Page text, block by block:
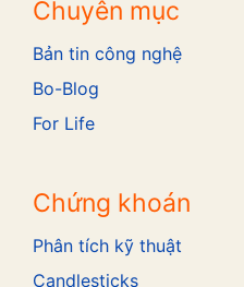
Chuyên mục
Bản tin công nghệ
Bo-Blog
For Life
Chứng khoán
Phân tích kỹ thuật
Candlesticks